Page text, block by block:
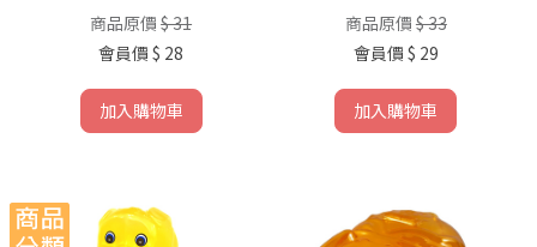
商品原價 $ 31
會員價 $ 28
加入購物車
商品原價 $ 33
會員價 $ 29
加入購物車